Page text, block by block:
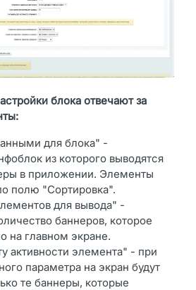
блока отвечают за
для блока" -
из которого выводятся
в приложении. Элементы
полю "Сортировка".
для вывода" -
баннеров, которое
на главном экране.
активности элемента" - при
параметра на экран будут
те баннеры, которые